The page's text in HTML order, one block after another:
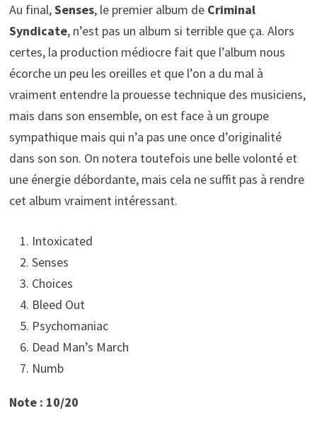
Au final,Senses, le premier album de Criminal
Syndicate, n’est pas un album si terrible que ça. Alors
certes, la production médiocre fait que l’album nous
écorche un peu les oreilles et que l’on a du mal à
vraiment entendre la prouesse technique des musiciens,
mais dans son ensemble, on est face à un groupe
sympathique mais qui n’a pas une once d’originalité
dans son son. On notera toutefois une belle volonté et
une énergie débordante, mais cela ne suffit pas à rendre
cet album vraiment intéressant.
Intoxicated
Senses
Choices
Bleed Out
Psychomaniac
Dead Man’s March
Numb
Note : 10/20